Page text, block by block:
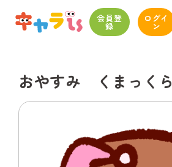
会員登
録
ログイ
ン
おやすみ くまっくら